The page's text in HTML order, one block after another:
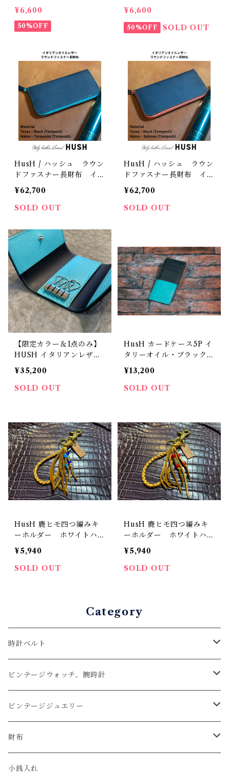
ース インナーカードケー
ス5P イタリーオイル・ブ
ラック×レッド
¥6,600
50%OFF
ース インナーカードケー
ス5P イタリーオイル・ブ
ラック×サーモン
¥6,600
50%OFF SOLD OUT
HusH / ハッシュ ラウン
ドファスナー長財布 イタ
リーオイル・ブラック×タ
ーコイズ
¥62,700
SOLD OUT
HusH / ハッシュ ラウン
ドファスナー長財布 イタ
リーオイルレザー・ブラッ
ク×サーモン
¥62,700
SOLD OUT
【限定カラー＆1点のみ】
HUSH イタリアンレザ
ー キーケース ブラック
×ターコイズ アミエット
社製4連キー金具 プリム
スマートキー収納可能 経
年変化を楽しめます
¥35,200
SOLD OUT
HusH カードケース5P イ
タリーオイル・ブラック×
ターコイズ
¥13,200
SOLD OUT
HusH 鹿ヒモ四つ編みキ
ーホルダー ホワイトハー
ツビーズ ブルー
¥5,940
SOLD OUT
HusH 鹿ヒモ四つ編みキ
ーホルダー ホワイトハー
ツビーズ レッド
¥5,940
SOLD OUT
Category
時計ベルト
アップルウォッチベルト
コードバン
クロコダイル
エコレザー
ビンテージウォッチ、腕時計
オメガ / OMEGA
ユリスナルダン / ULYSSE NARDIN
セイコー / SEIKO
ビンテージジュエリー
カルティエ / Cartier
財布
コンパクト
小銭入れ